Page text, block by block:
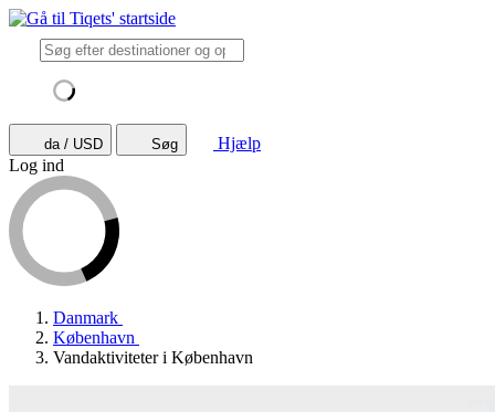
da / USD Søg
Hjælp
Log ind
Danmark
København
Vandaktiviteter i København